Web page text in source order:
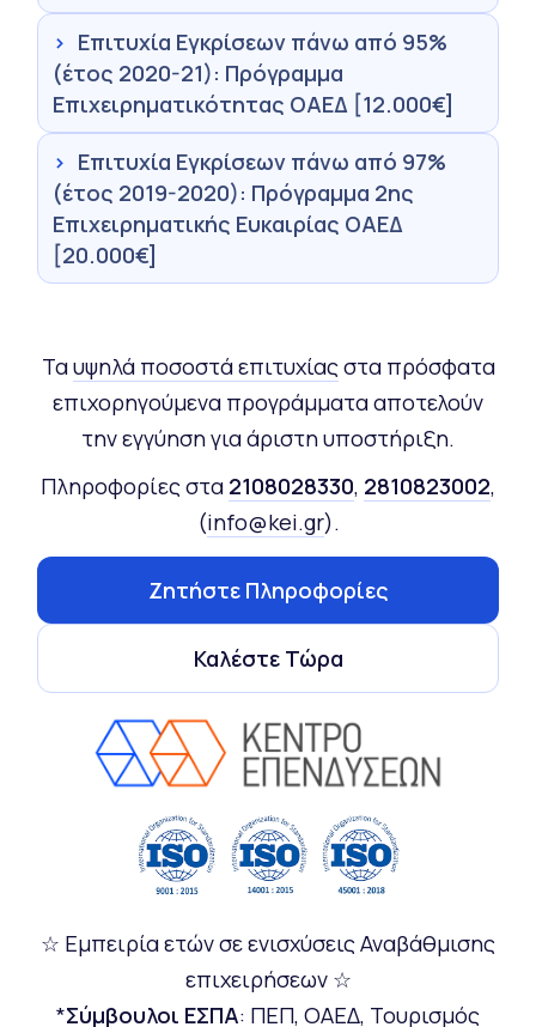
› Επιτυχία Εγκρίσεων πάνω από 95%
(έτος 2020-21): Πρόγραμμα
Επιχειρηματικότητας ΟΑΕΔ [12.000€]
› Επιτυχία Εγκρίσεων πάνω από 97%
(έτος 2019-2020): Πρόγραμμα 2ης
Επιχειρηματικής Ευκαιρίας ΟΑΕΔ
[20.000€]
Ταυψηλά ποσοστά επιτυχίαςστα πρόσφατα
επιχορηγούμενα προγράμματα αποτελούν
την εγγύηση για άριστη υποστήριξη.
Πληροφορίες στα 2108028330, 2810823002,
(info@kei.gr).
Ζητήστε Πληροφορίες
Καλέστε Τώρα
☆ Εμπειρία ετών σε ενισχύσεις Αναβάθμισης
επιχειρήσεων ☆
*Σύμβουλοι ΕΣΠΑ: ΠΕΠ, ΟΑΕΔ, Τουρισμός